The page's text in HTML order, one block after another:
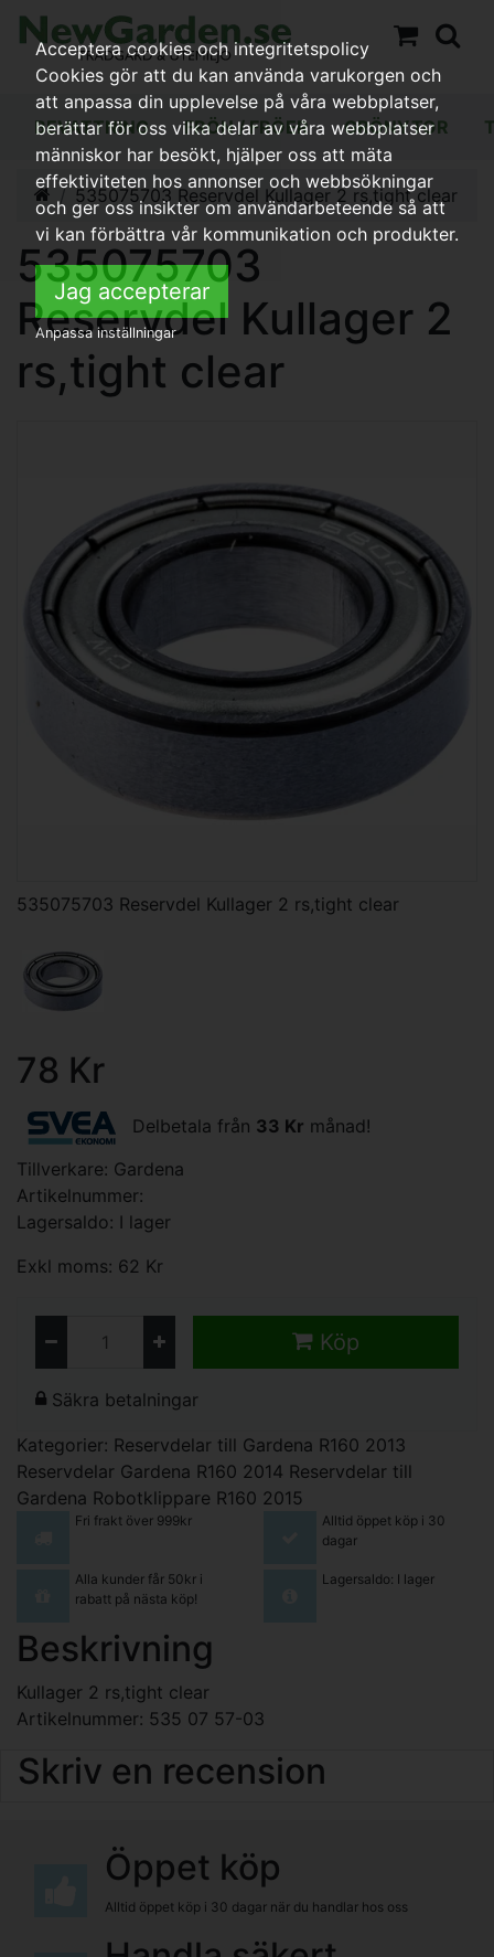
BEVATTNING FRÖN / FRÖER GRÖNYTOR
535075703 Reservdel Kullager 2 rs,tight clear
535075703
Reservdel Kullager 2
rs,tight clear
535075703 Reservdel Kullager 2 rs,tight clear
78 Kr
Delbetala från 33 Kr månad!
Tillverkare: Gardena
Artikelnummer:
Lagersaldo: I lager
Exkl moms: 62 Kr
Köp
Säkra betalningar
Kategorier: Reservdelar till Gardena R160 2013
Reservdelar Gardena R160 2014 Reservdelar till
Gardena Robotklippare R160 2015
Fri frakt över 999kr
Alltid öppet köp i 30
dagar
Alla kunder får 50kr i
rabatt på nästa köp!
Lagersaldo: I lager
Beskrivning
Kullager 2 rs,tight clear
Artikelnummer: 535 07 57-03
Skriv en recension
Öppet köp
Alltid öppet köp i 30 dagar när du handlar hos oss
Acceptera cookies och integritetspolicy
Cookies gör att du kan använda varukorgen och
att anpassa din upplevelse på våra webbplatser,
berättar för oss vilka delar av våra webbplatser
människor har besökt, hjälper oss att mäta
effektiviteten hos annonser och webbsökningar
och ger oss insikter om användarbeteende så att
vi kan förbättra vår kommunikation och produkter.
Jag accepterar
Anpassa inställningar